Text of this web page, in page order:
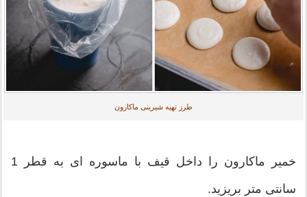
طرز تهیه شیرینی ماکارون
خمیر ماکارون را داخل قیف با ماسوره ای به قطر 1
سانتی متر بریزید.